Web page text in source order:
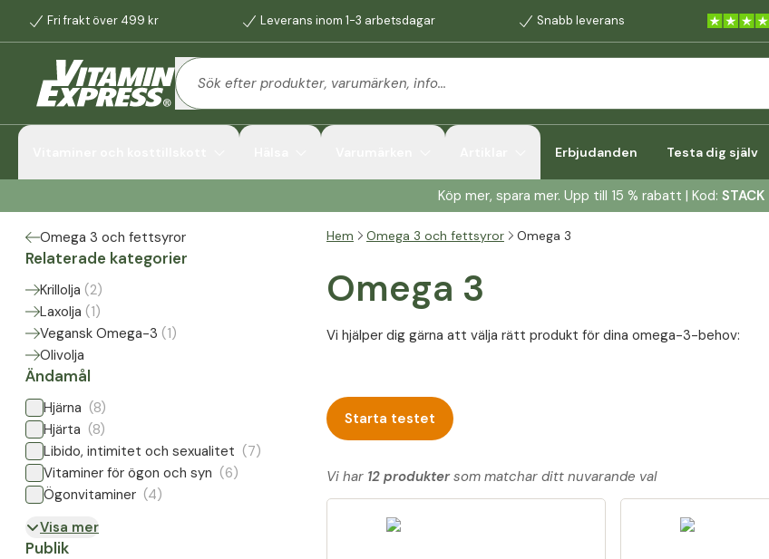
Fri frakt över 499 kr Leverans inom 1-3 arbetsdagar Snabb leverans
Erbjudanden Testa dig själv
Köp mer, spara mer. Upp till 15 % rabatt | Kod: STACK
Omega 3 och fettsyror
Relaterade kategorier
Krillolja (2)
Laxolja (1)
Vegansk Omega-3 (1)
Olivolja
Ändamål
Hjärna (8)
Hjärta (8)
Libido, intimitet och sexualitet (7)
Vitaminer för ögon och syn (6)
Ögonvitaminer (4)
Visa mer
Publik
Hem Omega 3 och fettsyror Omega 3
Omega 3
Vi hjälper dig gärna att välja rätt produkt för dina omega-3-behov:
Starta testet
Vi har 12 produktersom matchar ditt nuvarande val